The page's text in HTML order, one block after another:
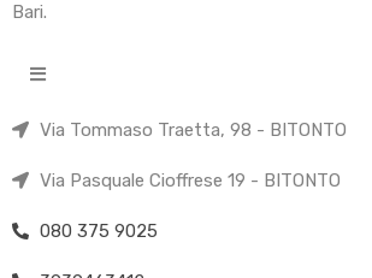
Bari.
Via Tommaso Traetta, 98 - BITONTO
Via Pasquale Cioffrese 19 - BITONTO
080 375 9025